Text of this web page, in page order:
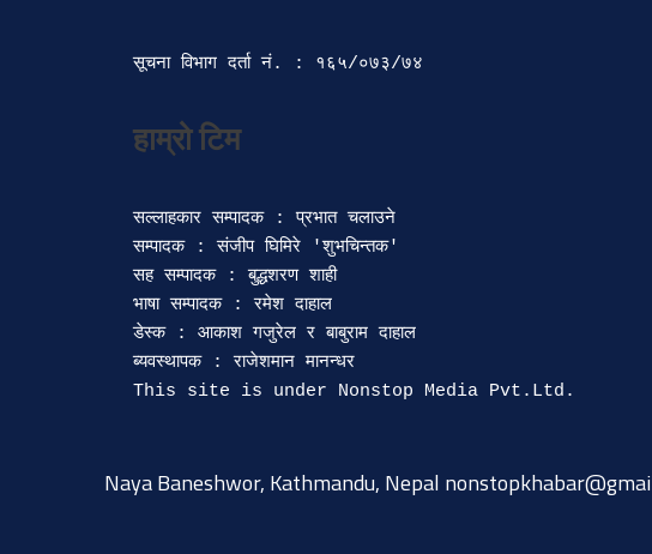
सूचना विभाग दर्ता‍ नं. : १६५/०७३/७४
हाम्रो टिम
सल्लाहकार सम्पादक : प्रभात चलाउने
सम्पादक : संजीप घिमिरे 'शुभचिन्तक'
सह सम्पादक : बुद्धशरण शाही
भाषा सम्पादक : रमेश दाहाल
डेस्क : आकाश गजुरेल र बाबुराम दाहाल
ब्यवस्थापक : राजेशमान मानन्धर
Naya Baneshwor, Kathmandu, Nepal